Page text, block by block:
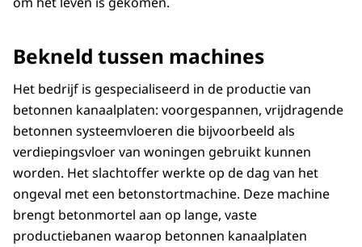
Bekneld tussen machines
Het bedrijf is gespecialiseerd in de productie van
betonnen kanaalplaten: voorgespannen, vrijdragende
betonnen systeemvloeren die bijvoorbeeld als
verdiepingsvloer van woningen gebruikt kunnen
worden. Het slachtoffer werkte op de dag van het
ongeval met een betonstortmachine. Deze machine
brengt betonmortel aan op lange, vaste
productiebanen waarop betonnen kanaalplaten